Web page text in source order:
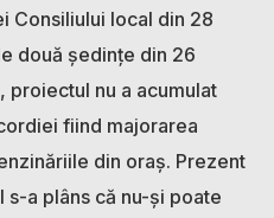
Consiliului local din 28
două ședințe din 26
proiectul nu a acumulat
fiind majorarea
din oraș. Prezent
a plâns că nu-și poate